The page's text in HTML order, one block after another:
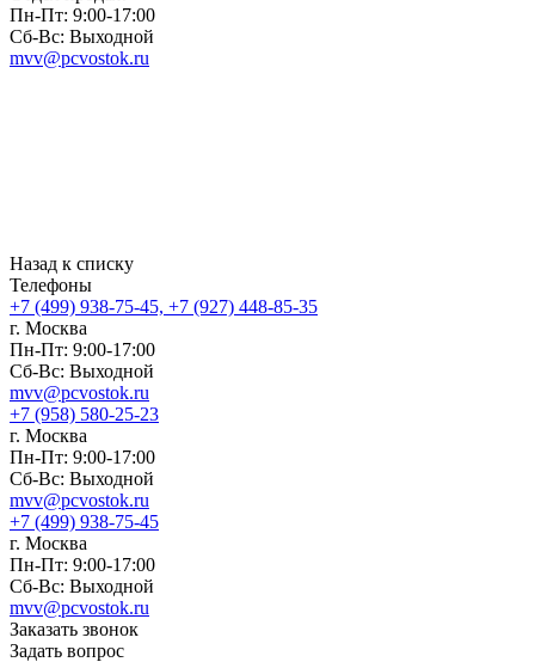
Пн-Пт: 9:00-17:00
Сб-Вс: Выходной
mvv@pcvostok.ru
Назад к списку
Телефоны
+7 (499) 938-75-45, +7 (927) 448-85-35
г. Москва
Пн-Пт: 9:00-17:00
Сб-Вс: Выходной
mvv@pcvostok.ru
+7 (958) 580-25-23
г. Москва
Пн-Пт: 9:00-17:00
Сб-Вс: Выходной
mvv@pcvostok.ru
+7 (499) 938-75-45
г. Москва
Пн-Пт: 9:00-17:00
Сб-Вс: Выходной
mvv@pcvostok.ru
Заказать звонок
Задать вопрос